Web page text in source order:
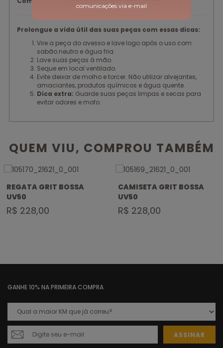
Prolongue a vida útil das suas peças com essas dicas:
Vire a peça do avesso e lave logo após o uso com
sabão neutro e água fria.
Lave suas peças à mão.
Seque em local ventilado.
Evite deixar de molho e torcer. Não utilizar alvejantes,
amaciantes, produtos químicos e água quente.
Dica extra: Guarde suas peças limpas e secas para
evitar odores e mofo.
QUEM VIU, COMPROU TAMBÉM
REGATA GRIT BOSSA
UV50
R$ 228,00
CAMISETA GRIT BOSSA
UV50
R$ 228,00
GANHE 10% NA PRIMEIRA COMPRA
ASSINAR
comunicações via e-mail